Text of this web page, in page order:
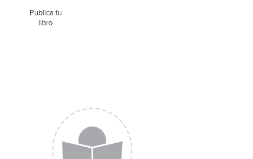
Publica tu
libro